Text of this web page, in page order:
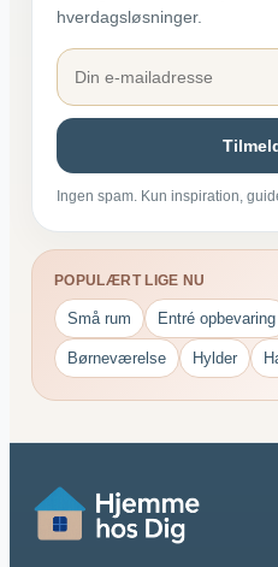
hverdagsløsninger.
Ingen spam. Kun inspiration,
POPULÆRT LIGE NU
Små rum Entré opbevaring
Børneværelse Hylder